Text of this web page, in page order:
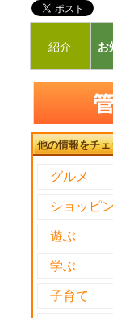
紹介 お
他の情報をチェ
グルメ
ショッピ
遊ぶ
学ぶ
子育て